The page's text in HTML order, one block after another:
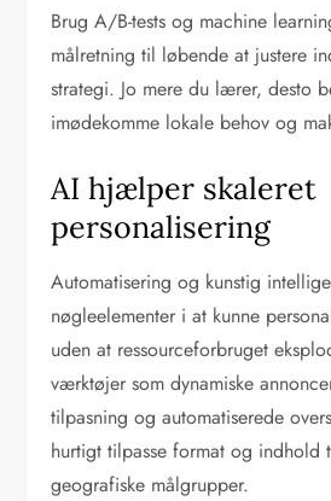
Brug A/B-tests og machine
målretning til løbende at justere
strategi. Jo mere du lærer, desto
imødekomme lokale behov og
AI hjælper skaleret
personalisering
Automatisering og kunstig
nøgleelementer i at kunne
uden at ressourceforbruget
værktøjer som dynamiske
tilpasning og automatiserede
hurtigt tilpasse format og indhold
geografiske målgrupper.